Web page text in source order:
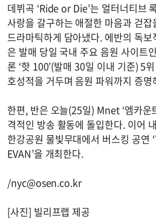
데뷔곡 ‘Ride or Die’는 얼터너티브
사랑을 갈구하는 애절한 마음과 걷
드라마틱하게 담아냈다. 에반의 독
은 발매 당일 국내 주요 음원 사이트
론 ‘핫 100’(발매 30일 이내 기준) 5
호성적을 거두며 음원 파워까지 증명
한편, 반은 오늘(25일) Mnet ‘엠카운
격적인 방송 활동에 돌입한다. 이어
한강공원 물빛무대에서 버스킹 공
EVAN’을 개최한다.
/nyc@osen.co.kr
[사진] 빌리프랩 제공